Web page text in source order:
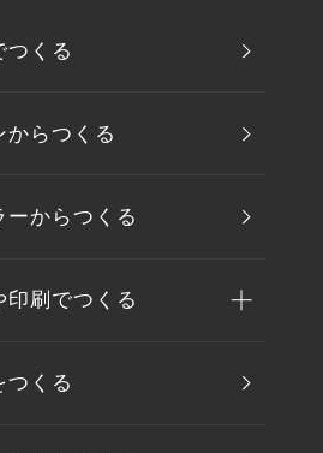
つくる
からつくる
からつくる
印刷でつくる
つくる